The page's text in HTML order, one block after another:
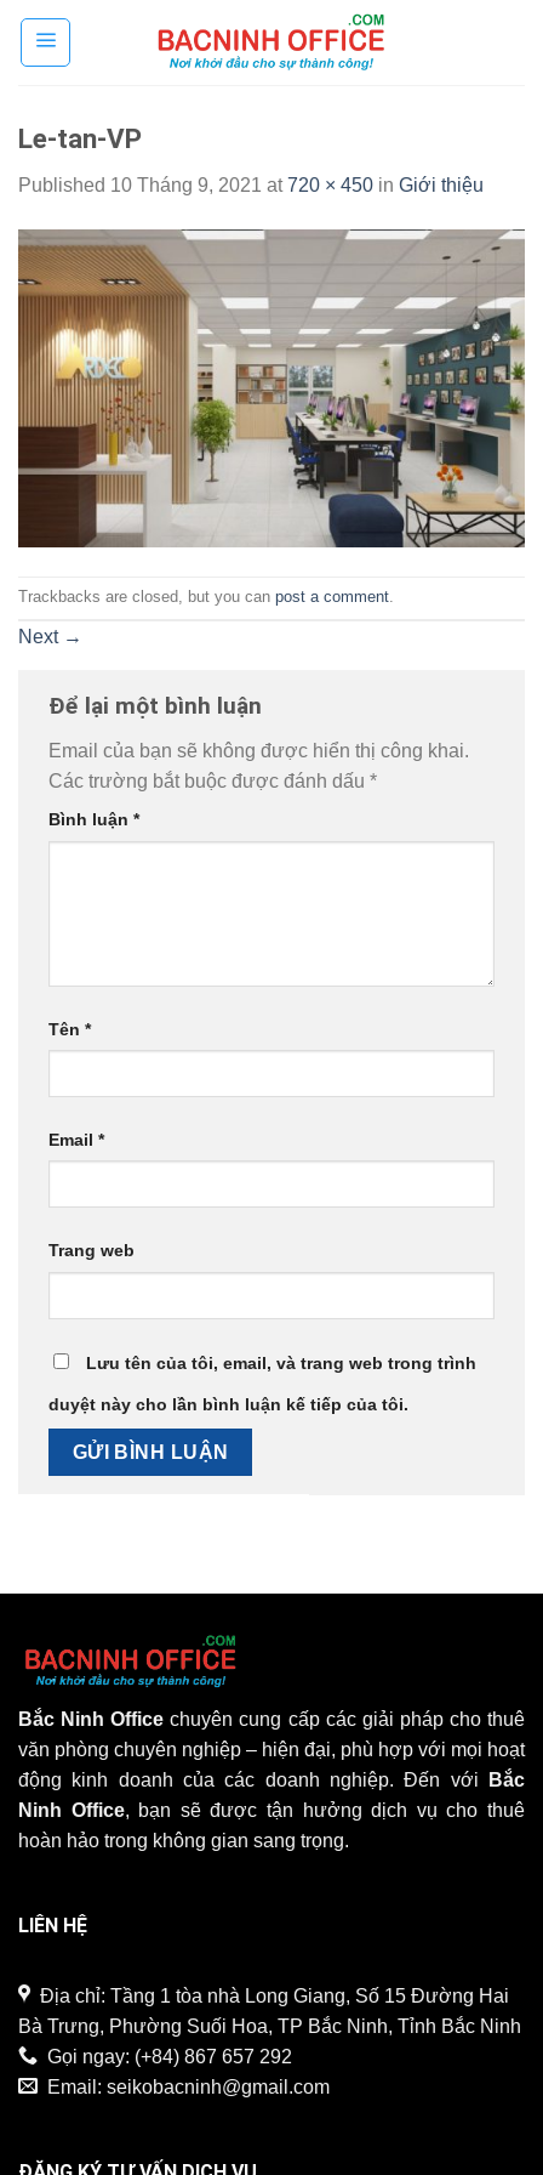
Skip
Le-tan-VP
Published 10 Tháng 9, 2021 at720 × 450 in Giới thiệu
Trackbacks are closed, but you can post a comment.
Next →
Để lại một bình luận
Email của bạn sẽ không được hiển thị công khai.
Các trường bắt buộc được đánh dấu *
Bình luận *
Tên *
Email *
Trang web
Lưu tên của tôi, email, và trang web trong trình
duyệt này cho lần bình luận kế tiếp của tôi.
Bắc Ninh Office chuyên cung cấp các giải pháp cho thuê
văn phòng chuyên nghiệp – hiện đại, phù hợp với mọi hoạt
động kinh doanh của các doanh nghiệp. Đến với
Bắc
Ninh Office, bạn sẽ được tận hưởng dịch vụ cho thuê
hoàn hảo trong không gian sang trọng.
LIÊN HỆ
Địa chỉ: Tầng 1 tòa nhà Long Giang, Số 15 Đường Hai
Bà Trưng, Phường Suối Hoa, TP Bắc Ninh, Tỉnh Bắc Ninh
Gọi ngay: (+84) 867 657 292
Email: seikobacninh@gmail.com